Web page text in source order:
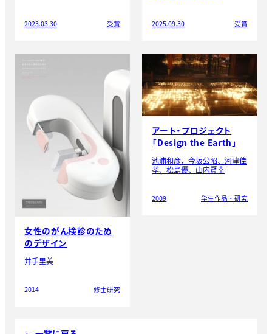
2023.03.30 受賞 2025.09.30 受賞
女性のがん検診のため
のデザイン
井手里美
2014 修士研究
アート・プロジェクト
「Design the Earth」
池浦和彦、今坂公昭、河津佳
孝、松島優、山内賢幸
2009 学生作品・研究